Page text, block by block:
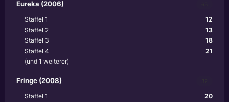
Eureka (2006)
12
Staffel 1
13
Staffel 2
18
Staffel 3
21
Staffel 4
(und 1 weiterer)
Fringe (2008)
20
Staffel 1